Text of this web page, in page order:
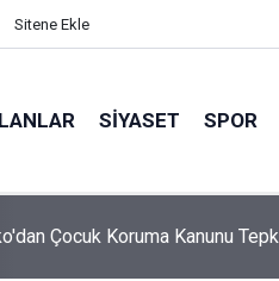
Sitene Ekle
SİYASET SPOR
95 Ebeveyn Buluşmaları başlıyor